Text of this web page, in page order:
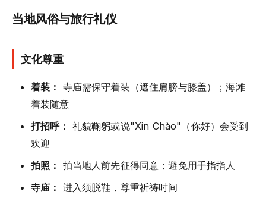
当地风俗与旅行礼仪
文化尊重
着装： 寺庙需保守着装（遮住肩膀与膝盖）；海滩
着装随意
打招呼： 礼貌鞠躬或说"Xin Chào"（你好）会受到
欢迎
拍照： 拍当地人前先征得同意；避免用手指指人
寺庙： 进入须脱鞋，尊重祈祷时间